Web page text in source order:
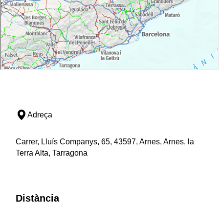
Adreça
Carrer, Lluís Companys, 65, 43597, Arnes, Arnes, la
Terra Alta, Tarragona
Distància